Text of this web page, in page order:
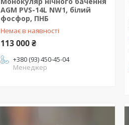
AGM PVS-14L NW1, білий
фосфор, ПНБ
Немає в наявності
113 000 ₴
+380 (93) 450-45-04
Менеджер